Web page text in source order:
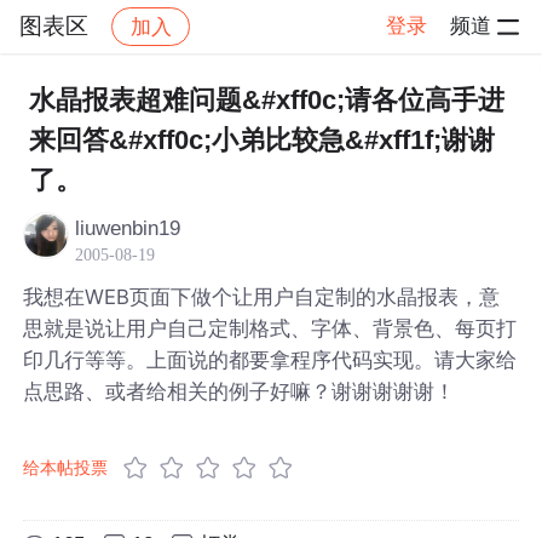
图表区 加入 登录 频道
社区 图表区 帖子详情
水晶报表超难问题&#xff0c;请各位高手进
来回答&#xff0c;小弟比较急&#xff1f;谢谢
了。
liuwenbin19
2005-08-19
我想在WEB页面下做个让用户自定制的水晶报表，意
思就是说让用户自己定制格式、字体、背景色、每页打
印几行等等。上面说的都要拿程序代码实现。请大家给
点思路、或者给相关的例子好嘛？谢谢谢谢谢！
给本帖投票